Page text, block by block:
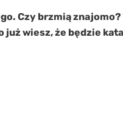
Czy brzmią
już wiesz, że będzie